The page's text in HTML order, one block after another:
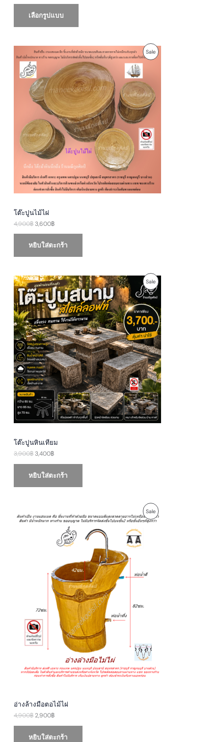
เลือกรูปแบบ
SaleP
D
S
โต๊ะปูนไม้ไผ่
4,900฿
O
r
i
g
i
n
a
l
i
c
e
w
a
:
4
,
9
฿
3,600฿
u
r
e
t
r
i
e
i
s
:
3
,
6
0
0
หยิบใส่ตะกร้า
SaleP
R
O
D
U
C
T
O
N
S
โต๊ะปูนหินเทียม
3,900฿
O
r
i
g
i
n
a
l
p
r
i
c
e
w
a
s
:
3
9
฿
3,400฿
C
u
r
r
e
n
t
p
r
i
c
e
i
s
3
4
0
0
หยิบใส่ตะกร้า
SaleP
A
อ่างล้างมือตอไม้ไผ่
4,900฿
r
i
a
s
:
4
,
฿
.
2,900฿
u
r
n
r
i
c
e
i
s
หยิบใส่ตะกร้า